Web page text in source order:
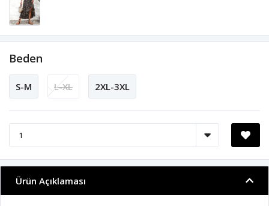
Beden
S-M L-XL 2XL-3XL
Ürün Açıklaması